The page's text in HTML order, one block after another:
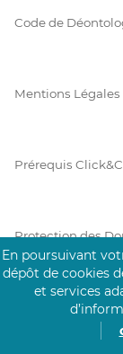
Code de
Mentions Légales
Prérequis
Protection des
Vie Privée
En poursuivant
dépôt de cookies
et services